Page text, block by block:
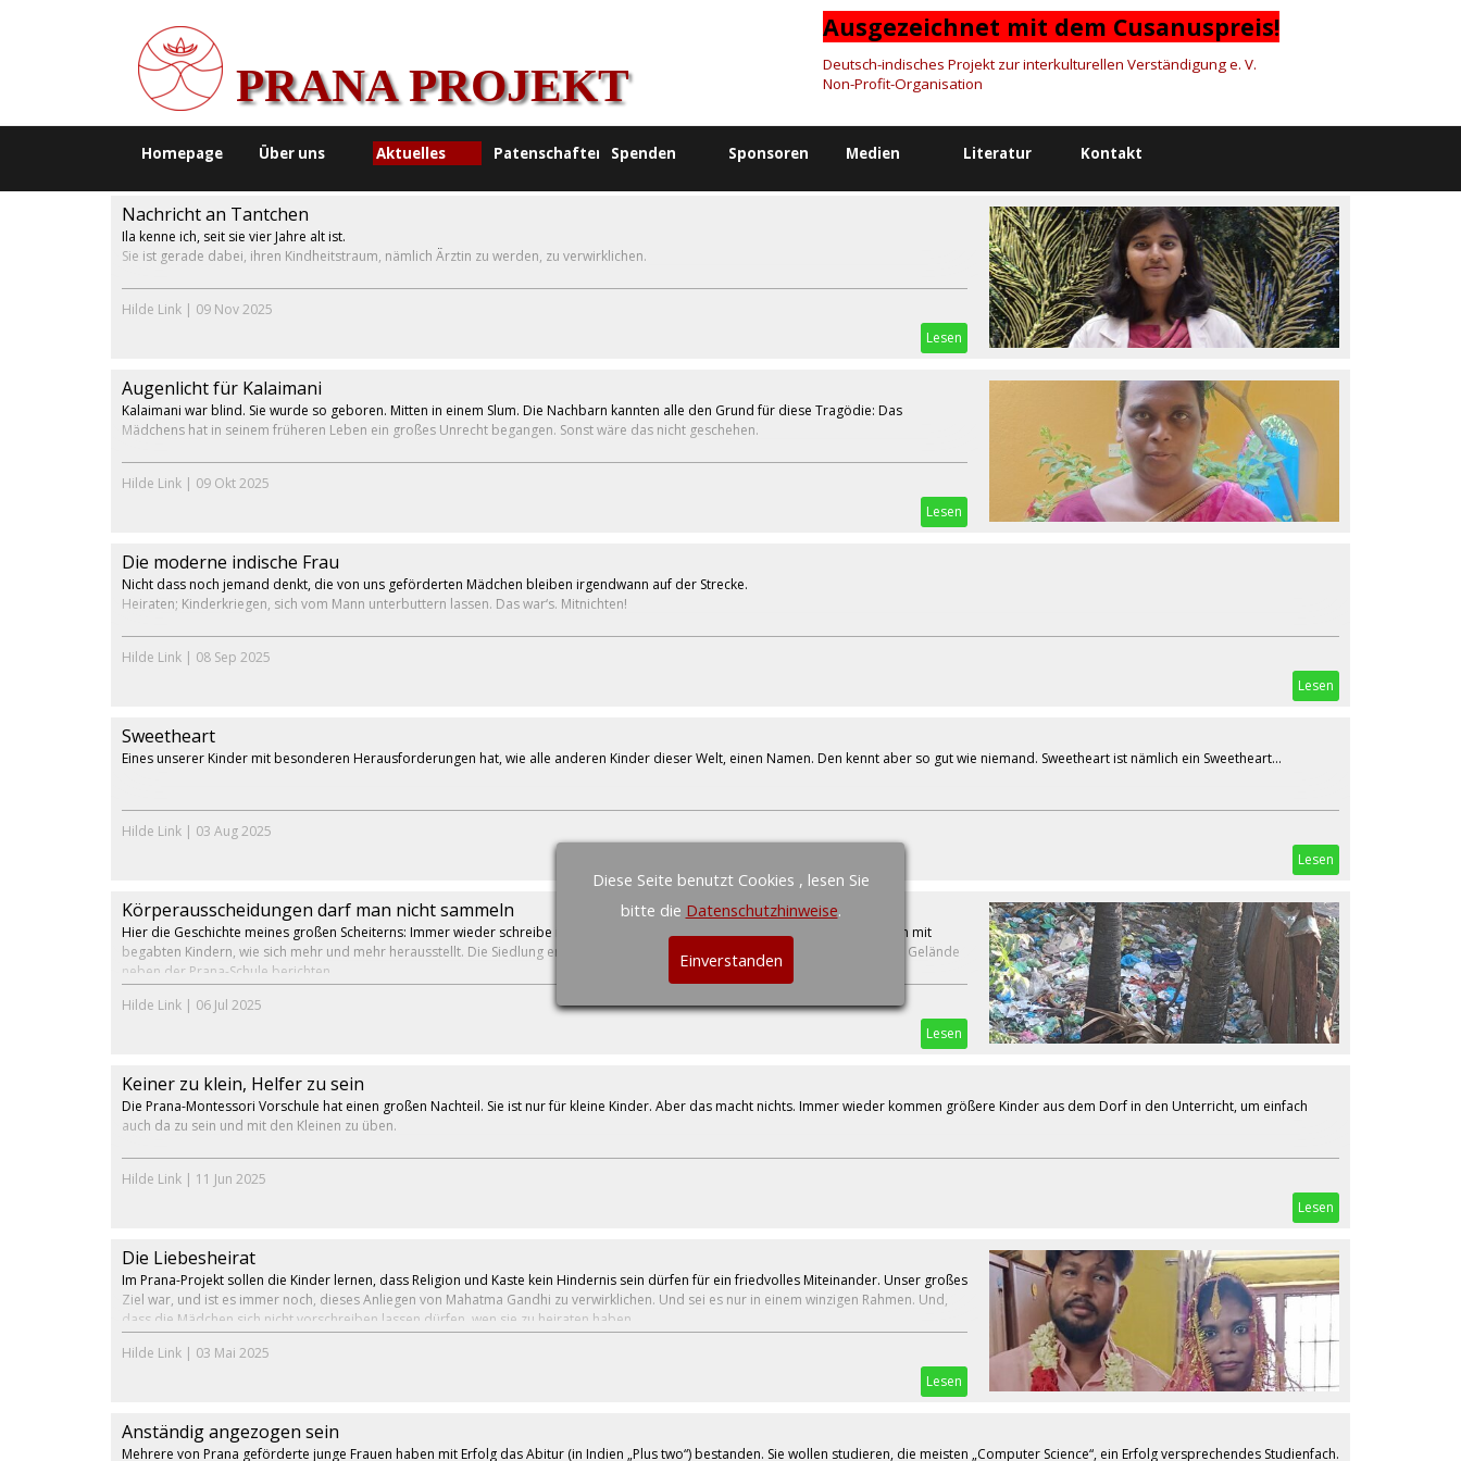
PRANA PROJEKT
Deutsch-indisches Projekt zur interkulturellen Verständigung e. V.
Non-Profit-Organisation
Ausgezeichnet mit dem Cusanuspreis!
Homepage Über uns Aktuelles Patenschaften Spenden Sponsoren Medien Literatur Kontakt
Nachricht an Tantchen
Ila kenne ich, seit sie vier Jahre alt ist.
Sie ist gerade dabei, ihren Kindheitstraum, nämlich Ärztin zu werden, zu verwirklichen.
Hilde Link | 09 Nov 2025
Lesen
Augenlicht für Kalaimani
Kalaimani war blind. Sie wurde so geboren. Mitten in einem Slum. Die Nachbarn kannten alle den Grund für diese Tragödie: Das
Mädchens hat in seinem früheren Leben ein großes Unrecht begangen. Sonst wäre das nicht geschehen.
Hilde Link | 09 Okt 2025
Lesen
Die moderne indische Frau
Nicht dass noch jemand denkt, die von uns geförderten Mädchen bleiben irgendwann auf der Strecke.
Heiraten; Kinderkriegen, sich vom Mann unterbuttern lassen. Das war‘s. Mitnichten!
Hilde Link | 08 Sep 2025
Lesen
Sweetheart
Eines unserer Kinder mit besonderen Herausforderungen hat, wie alle anderen Kinder dieser Welt, einen Namen. Den kennt aber so gut wie niemand. Sweetheart ist nämlich ein Sweetheart...
Hilde Link | 03 Aug 2025
Lesen
Körperausscheidungen darf man nicht sammeln
Hier die Geschichte meines großen Scheiterns: Immer wieder schreibe ich, dass das Prana-Projekt an einen Slum grenzt. Ein Slum mit
begabten Kindern, wie sich mehr und mehr herausstellt. Die Siedlung erstreckt sich vor der Prana-Schule. Heute will ich von dem Gelände
neben der Prana-Schule berichten.
Hilde Link | 06 Jul 2025
Lesen
Keiner zu klein, Helfer zu sein
Die Prana-Montessori Vorschule hat einen großen Nachteil. Sie ist nur für kleine Kinder. Aber das macht nichts. Immer wieder kommen größere Kinder aus dem Dorf in den Unterricht, um einfach
auch da zu sein und mit den Kleinen zu üben.
Hilde Link | 11 Jun 2025
Lesen
Die Liebesheirat
Im Prana-Projekt sollen die Kinder lernen, dass Religion und Kaste kein Hindernis sein dürfen für ein friedvolles Miteinander. Unser großes
Ziel war, und ist es immer noch, dieses Anliegen von Mahatma Gandhi zu verwirklichen. Und sei es nur in einem winzigen Rahmen. Und,
dass die Mädchen sich nicht vorschreiben lassen dürfen, wen sie zu heiraten haben.
Hilde Link | 03 Mai 2025
Lesen
Anständig angezogen sein
Mehrere von Prana geförderte junge Frauen haben mit Erfolg das Abitur (in Indien „Plus two“) bestanden. Sie wollen studieren, die meisten „Computer Science“, ein Erfolg versprechendes Studienfach.
Diese Seite benutzt Cookies , lesen Sie
bitte die Datenschutzhinweise.
Einverstanden